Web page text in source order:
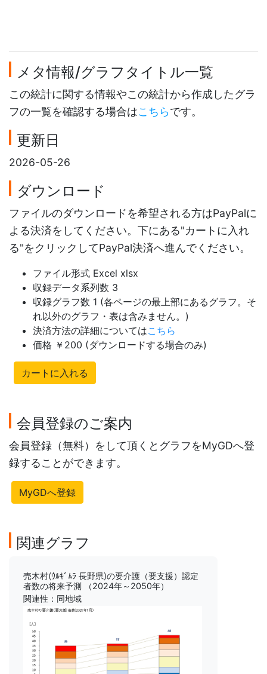
メタ情報/グラフタイトル一覧
この統計に関する情報やこの統計から作成したグラ
フの一覧を確認する場合はこちらです。
更新日
2026-05-26
ダウンロード
ファイルのダウンロードを希望される方はPayPalに
よる決済をしてください。下にある"カートに入れ
る"をクリックしてPayPal決済へ進んでください。
ファイル形式 Excel xlsx
収録データ系列数 3
収録グラフ数 1 (各ページの最上部にあるグラフ。そ
れ以外のグラフ・表は含みません。)
決済方法の詳細についてはこちら
価格 ￥200 (ダウンロードする場合のみ)
カートに入れる
会員登録のご案内
会員登録（無料）をして頂くとグラフをMyGDへ登
録することができます。
MyGDへ登録
関連グラフ
売木村(ｳﾙｷﾞﾑﾗ 長野県)の要介護（要支援）認定
者数の将来予測 （2024年～2050年）
関連性：同地域